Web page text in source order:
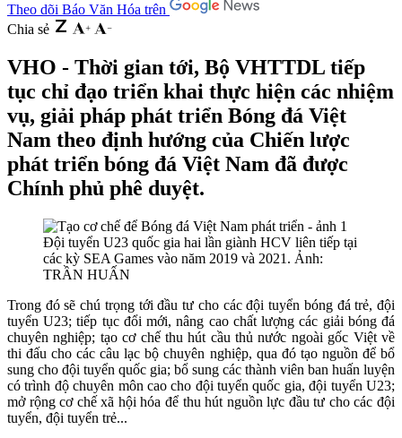
Theo dõi Báo Văn Hóa trên
Chia sẻ
VHO - Thời gian tới, Bộ VHTTDL tiếp
tục chỉ đạo triển khai thực hiện các nhiệm
vụ, giải pháp phát triển Bóng đá Việt
Nam theo định hướng của Chiến lược
phát triển bóng đá Việt Nam đã được
Chính phủ phê duyệt.
Đội tuyển U23 quốc gia hai lần giành HCV liên tiếp tại
các kỳ SEA Games vào năm 2019 và 2021. Ảnh:
TRẦN HUẤN
Trong đó sẽ chú trọng tới đầu tư cho các đội tuyển bóng đá trẻ, đội
tuyển U23; tiếp tục đổi mới, nâng cao chất lượng các giải bóng đá
chuyên nghiệp; tạo cơ chế thu hút cầu thủ nước ngoài gốc Việt về
thi đấu cho các câu lạc bộ chuyên nghiệp, qua đó tạo nguồn để bổ
sung cho đội tuyển quốc gia; bổ sung các thành viên ban huấn luyện
có trình độ chuyên môn cao cho đội tuyển quốc gia, đội tuyển U23;
mở rộng cơ chế xã hội hóa để thu hút nguồn lực đầu tư cho các đội
tuyển, đội tuyển trẻ...